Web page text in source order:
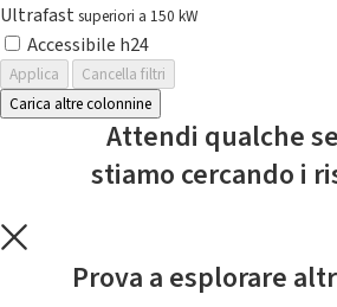
Ultrafast superiori a 150 kW
Accessibile h24
Applica
Cancella filtri
Carica altre colonnine
Attendi qualche
stiamo cercando i
Prova a esplorare